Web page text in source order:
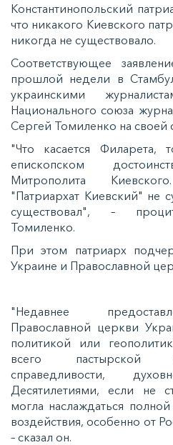
Константинопольский
что никакого Киевского
никогда не существовало.
Соответствующее
прошлой недели в
украинскими
Национального союза
Сергей Томиленко на своей
"Что касается Филарета,
епископском
Митрополита
"Патриархат Киевский" не
существовал", –
Томиленко.
При этом патриарх
Украине и Православной
"Недавнее
Православной церкви
политикой или
всего пастырской
справедливости,
Десятилетиями, если не
могла наслаждаться
воздействия, особенно от
– сказал он.